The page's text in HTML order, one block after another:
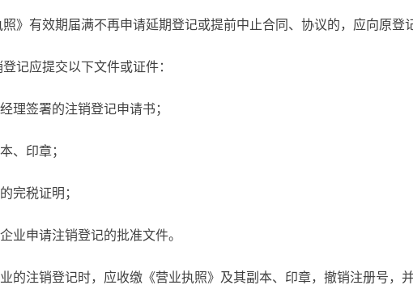
》有效期届满不再申请延期登记或提前中止合同、协议的，应向原登
记应提交以下文件或证件：
理签署的注销登记申请书；
、印章；
完税证明；
业申请注销登记的批准文件。
的注销登记时，应收缴《营业执照》及其副本、印章，撤销注册号，